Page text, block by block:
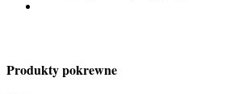
Produkty pokrewne